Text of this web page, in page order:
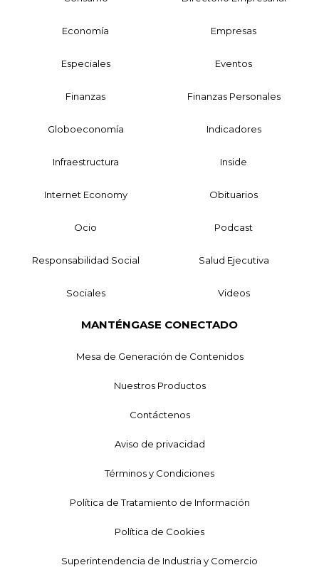
Economía Empresas
Especiales Eventos
Finanzas Finanzas Personales
Globoeconomía Indicadores
Infraestructura Inside
Internet Economy Obituarios
Ocio Podcast
Responsabilidad Social Salud Ejecutiva
Sociales Videos
MANTÉNGASE CONECTADO
Mesa de Generación de Contenidos
Nuestros Productos
Contáctenos
Aviso de privacidad
Términos y Condiciones
Política de Tratamiento de Información
Política de Cookies
Superintendencia de Industria y Comercio